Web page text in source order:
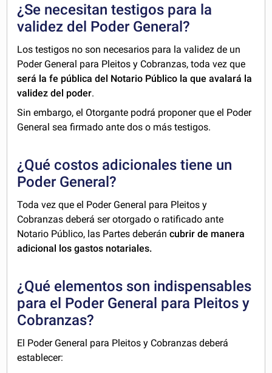
¿Se necesitan testigos para la
validez del Poder General?
Los testigos no son necesarios para la validez de un
Poder General para Pleitos y Cobranzas, toda vez que
será la fe pública del Notario Público la que avalará la
validez del poder.
Sin embargo, el Otorgante podrá proponer que el Poder
General sea firmado ante dos o más testigos.
¿Qué costos adicionales tiene un
Poder General?
Toda vez que el Poder General para Pleitos y
Cobranzas deberá ser otorgado o ratificado ante
Notario Público, las Partes deberáncubrir de manera
adicional los gastos notariales.
¿Qué elementos son indispensables
para el Poder General para Pleitos y
Cobranzas?
El Poder General para Pleitos y Cobranzas deberá
establecer: